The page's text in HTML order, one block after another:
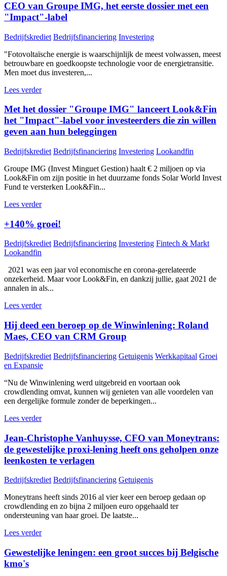
CEO van Groupe IMG, het eerste dossier met een
"Impact"-label
Bedrijfskrediet Bedrijfsfinanciering Investering
"Fotovoltaïsche energie is waarschijnlijk de meest volwassen, meest
betrouwbare en goedkoopste technologie voor de energietransitie.
Men moet dus investeren,...
Lees verder
Met het dossier "Groupe IMG" lanceert Look&Fin
het "Impact"-label voor investeerders die zin willen
geven aan hun beleggingen
Bedrijfskrediet Bedrijfsfinanciering Investering Lookandfin
Groupe IMG (Invest Minguet Gestion) haalt € 2 miljoen op via
Look&Fin om zijn positie in het duurzame fonds Solar World Invest
Fund te versterken Look&Fin...
Lees verder
+140% groei!
Bedrijfskrediet Bedrijfsfinanciering Investering Fintech & Markt
Lookandfin
2021 was een jaar vol economische en corona-gerelateerde
onzekerheid. Maar voor Look&Fin, en dankzij jullie, gaat 2021 de
annalen in als...
Lees verder
Hij deed een beroep op de Winwinlening: Roland
Maes, CEO van CRM Group
Bedrijfskrediet Bedrijfsfinanciering Getuigenis Werkkapitaal Groei
en Expansie
“Nu de Winwinlening werd uitgebreid en voortaan ook
crowdlending omvat, kunnen wij genieten van alle voordelen van
een dergelijke formule zonder de beperkingen...
Lees verder
Jean-Christophe Vanhuysse, CFO van Moneytrans:
de gewestelijke proxi-lening heeft ons geholpen onze
leenkosten te verlagen
Bedrijfskrediet Bedrijfsfinanciering Getuigenis
Moneytrans heeft sinds 2016 al vier keer een beroep gedaan op
crowdlending en zo bijna 2 miljoen euro opgehaald ter
ondersteuning van haar groei. De laatste...
Lees verder
Gewestelijke leningen: een groot succes bij Belgische
kmo's